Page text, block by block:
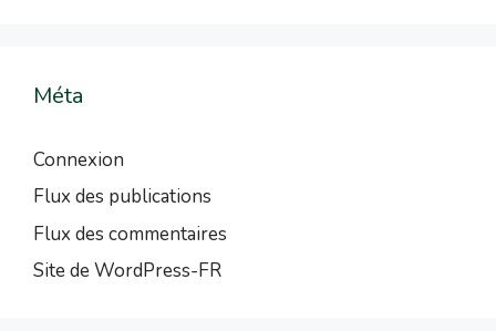
Méta
Connexion
Flux des publications
Flux des commentaires
Site de WordPress-FR